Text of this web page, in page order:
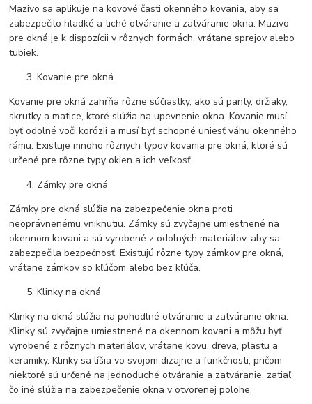
Mazivo sa aplikuje na kovové časti okenného kovania, aby sa
zabezpečilo hladké a tiché otváranie a zatváranie okna. Mazivo
pre okná je k dispozícii v rôznych formách, vrátane sprejov alebo
tubiek.
Kovanie pre okná
Kovanie pre okná zahŕňa rôzne súčiastky, ako sú panty, držiaky,
skrutky a matice, ktoré slúžia na upevnenie okna. Kovanie musí
byť odolné voči korózii a musí byť schopné uniesť váhu okenného
rámu. Existuje mnoho rôznych typov kovania pre okná, ktoré sú
určené pre rôzne typy okien a ich veľkosť.
Zámky pre okná
Zámky pre okná slúžia na zabezpečenie okna proti
neoprávnenému vniknutiu. Zámky sú zvyčajne umiestnené na
okennom kovani a sú vyrobené z odolných materiálov, aby sa
zabezpečila bezpečnosť. Existujú rôzne typy zámkov pre okná,
vrátane zámkov so kľúčom alebo bez kľúča.
Klinky na okná
Klinky na okná slúžia na pohodlné otváranie a zatváranie okna.
Klinky sú zvyčajne umiestnené na okennom kovani a môžu byť
vyrobené z rôznych materiálov, vrátane kovu, dreva, plastu a
keramiky. Klinky sa líšia vo svojom dizajne a funkčnosti, pričom
niektoré sú určené na jednoduché otváranie a zatváranie, zatiaľ
čo iné slúžia na zabezpečenie okna v otvorenej polohe.